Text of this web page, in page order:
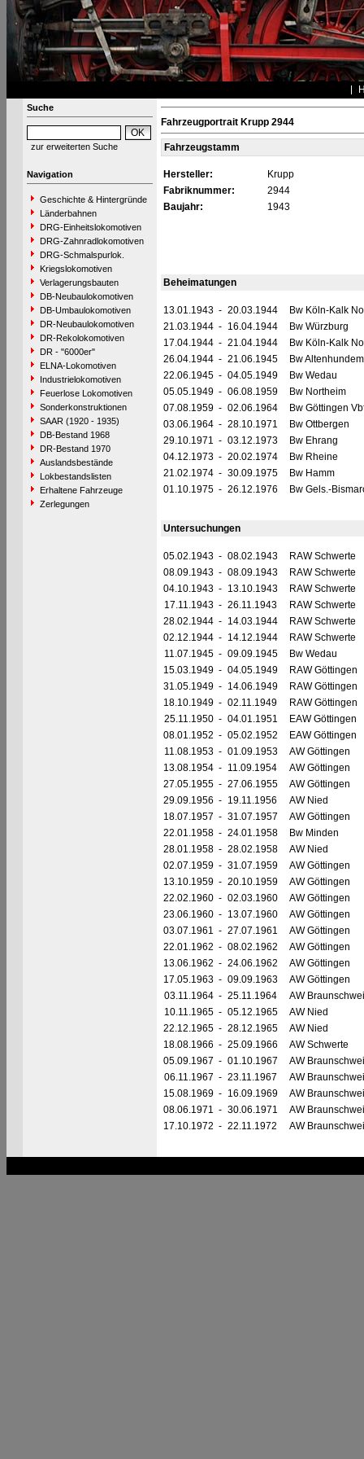
Suche
zur erweiterten Suche
Navigation
Geschichte & Hintergründe
Länderbahnen
DRG-Einheitslokomotiven
DRG-Zahnradlokomotiven
DRG-Schmalspurlok.
Kriegslokomotiven
Verlagerungsbauten
DB-Neubaulokomotiven
DB-Umbaulokomotiven
DR-Neubaulokomotiven
DR-Rekolokomotiven
DR - "6000er"
ELNA-Lokomotiven
Industrielokomotiven
Feuerlose Lokomotiven
Sonderkonstruktionen
SAAR (1920 - 1935)
DB-Bestand 1968
DR-Bestand 1970
Auslandsbestände
Lokbestandslisten
Erhaltene Fahrzeuge
Zerlegungen
Fahrzeugportrait Krupp 2944
Fahrzeugstamm
Hersteller:
Krupp
Fabriknummer:
2944
Baujahr:
1943
Beheimatungen
13.01.1943 - 20.03.1944
Bw Köln-Kalk
21.03.1944 - 16.04.1944
Bw Würzburg
17.04.1944 - 21.04.1944
Bw Köln-Kalk
26.04.1944 - 21.06.1945
Bw Altenhundem
22.06.1945 - 04.05.1949
Bw Wedau
05.05.1949 - 06.08.1959
Bw Northeim
07.08.1959 - 02.06.1964
Bw Göttingen
03.06.1964 - 28.10.1971
Bw Ottbergen
29.10.1971 - 03.12.1973
Bw Ehrang
04.12.1973 - 20.02.1974
Bw Rheine
21.02.1974 - 30.09.1975
Bw Hamm
01.10.1975 - 26.12.1976 Bw Gels.-
Untersuchungen
05.02.1943 - 08.02.1943
RAW Schwerte
08.09.1943 - 08.09.1943
RAW Schwerte
04.10.1943 - 13.10.1943
RAW Schwerte
17.11.1943 - 26.11.1943
RAW Schwerte
28.02.1944 - 14.03.1944
RAW Schwerte
02.12.1944 - 14.12.1944
RAW Schwerte
11.07.1945 - 09.09.1945
Bw Wedau
15.03.1949 - 04.05.1949
RAW Göttingen
31.05.1949 - 14.06.1949
RAW Göttingen
18.10.1949 - 02.11.1949
RAW Göttingen
25.11.1950 - 04.01.1951
EAW Göttingen
08.01.1952 - 05.02.1952
EAW Göttingen
11.08.1953 - 01.09.1953
AW Göttingen
13.08.1954 - 11.09.1954
AW Göttingen
27.05.1955 - 27.06.1955
AW Göttingen
29.09.1956 - 19.11.1956
AW Nied
18.07.1957 - 31.07.1957
AW Göttingen
22.01.1958 - 24.01.1958
Bw Minden
28.01.1958 - 28.02.1958
AW Nied
02.07.1959 - 31.07.1959
AW Göttingen
13.10.1959 - 20.10.1959
AW Göttingen
22.02.1960 - 02.03.1960
AW Göttingen
23.06.1960 - 13.07.1960
AW Göttingen
03.07.1961 - 27.07.1961
AW Göttingen
22.01.1962 - 08.02.1962
AW Göttingen
13.06.1962 - 24.06.1962
AW Göttingen
17.05.1963 - 09.09.1963
AW Göttingen
03.11.1964 - 25.11.1964
AW
10.11.1965 - 05.12.1965
AW Nied
22.12.1965 - 28.12.1965
AW Nied
18.08.1966 - 25.09.1966
AW Schwerte
05.09.1967 - 01.10.1967
AW
06.11.1967 - 23.11.1967
AW
15.08.1969 - 16.09.1969
AW
08.06.1971 - 30.06.1971
AW
17.10.1972 - 22.11.1972 AW